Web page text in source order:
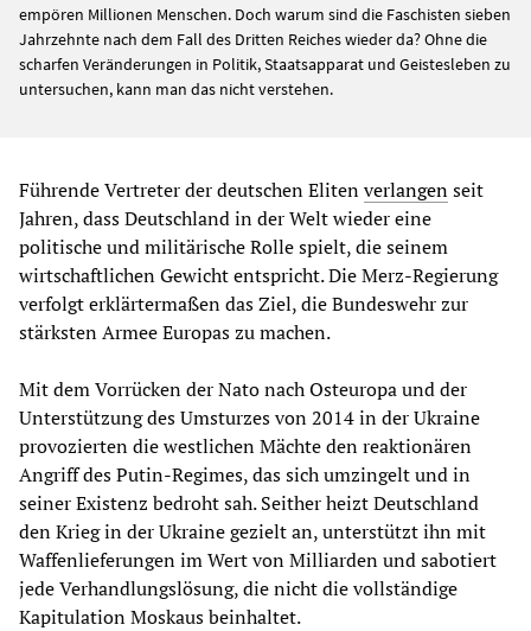
empören Millionen Menschen. Doch warum sind die Faschisten sieben
Jahrzehnte nach dem Fall des Dritten Reiches wieder da? Ohne die
scharfen Veränderungen in Politik, Staatsapparat und Geistesleben zu
untersuchen, kann man das nicht verstehen.
Führende Vertreter der deutschen Elitenverlangenseit
Jahren, dass Deutschland in der Welt wieder eine
politische und militärische Rolle spielt, die seinem
wirtschaftlichen Gewicht entspricht. Die Merz-Regierung
verfolgt erklärtermaßen das Ziel, die Bundeswehr zur
stärksten Armee Europas zu machen.
Mit dem Vorrücken der Nato nach Osteuropa und der
Unterstützung des Umsturzes von 2014 in der Ukraine
provozierten die westlichen Mächte den reaktionären
Angriff des Putin-Regimes, das sich umzingelt und in
seiner Existenz bedroht sah. Seither heizt Deutschland
den Krieg in der Ukraine gezielt an, unterstützt ihn mit
Waffenlieferungen im Wert von Milliarden und sabotiert
jede Verhandlungslösung, die nicht die vollständige
Kapitulation Moskaus beinhaltet.